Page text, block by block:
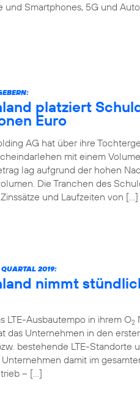
Smartphones, 5G und
platziert
Euro
AG hat über ihre
mit einem
lag aufgrund der hohen
Die Tranchen des
und Laufzeiten von […]
2019:
nimmt
LTE-Ausbautempo in ihrem O2
das Unternehmen in den
bestehende LTE-Standorte
damit im
– […]